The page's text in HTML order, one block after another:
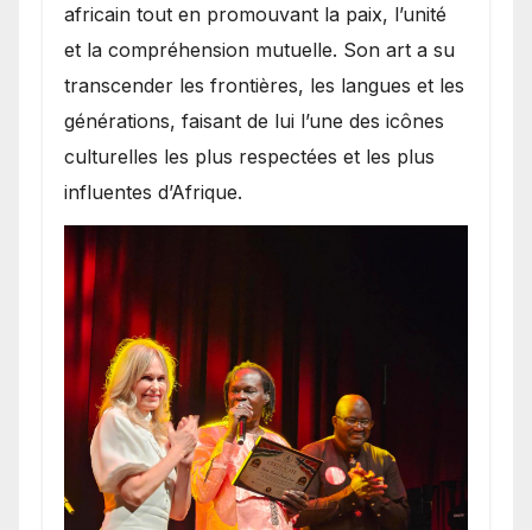
africain tout en promouvant la paix, l’unité
et la compréhension mutuelle. Son art a su
transcender les frontières, les langues et les
générations, faisant de lui l’une des icônes
culturelles les plus respectées et les plus
influentes d’Afrique.